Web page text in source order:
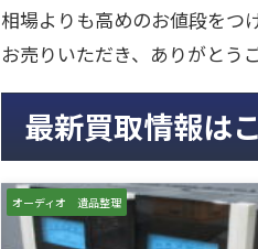
相場よりも高めのお値段をつ
お売りいただき、ありがとう
最新買取情報は
オーディオ 遺品整理